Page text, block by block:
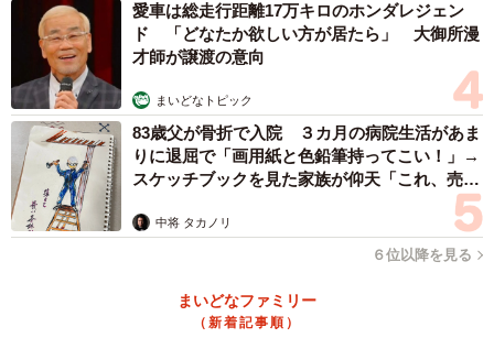
鼻デカバージョンで映っていた時のももちゃん（画像提供：柴犬ももさ
愛車は総走行距離17万キロのホンダレジェン
ド 「どなたか欲しい方が居たら」 大御所漫
才師が譲渡の意向
まいどなトピック
83歳父が骨折で入院 ３カ月の病院生活があま
りに退屈で「画用紙と色鉛筆持ってこい！」→
スケッチブックを見た家族が仰天「これ、売れ
中将 タカノリ
６位以降を見る
まいどなファミリー
（新着記事順）